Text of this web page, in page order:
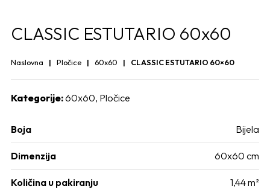
CLASSIC ESTUTARIO 60x60
Naslovna Pločice 60x60 CLASSIC ESTUTARIO 60×60
Kategorije:60x60, Pločice
Boja Bijela
Dimenzija 60x60 cm
Količina u pakiranju 1,44 m²